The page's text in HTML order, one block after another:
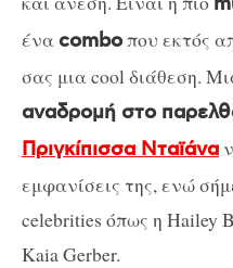
έναcomboπου εκτός
σας μια cool διάθεση.
αναδρομή στο
Πριγκίπισσα Νταϊάνα
εμφανίσεις της, ενώ
celebrities όπως η Hailey
Kaia Gerber.